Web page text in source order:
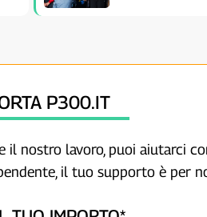
P300.IT
il nostro lavoro, puoi aiutarci
il tuo supporto è per